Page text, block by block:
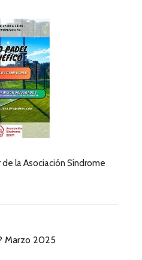
la Asociación Síndrome
Marzo 2025